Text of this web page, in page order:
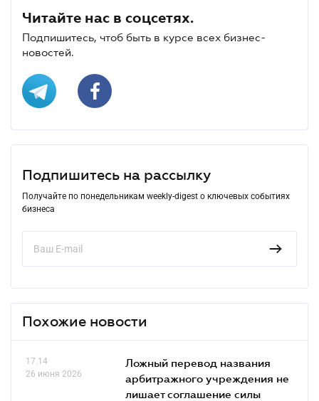
Читайте нас в соцсетях.
Подпишитесь, чтоб быть в курсе всех бизнес-
новостей.
Подпишитесь на рассылку
Получайте по понедельникам weekly-digest о ключевых событиях
бизнеса
Похожие новости
17.14
26 июня 2026
Ложный перевод названия
арбитражного учреждения не
лишает соглашение силы